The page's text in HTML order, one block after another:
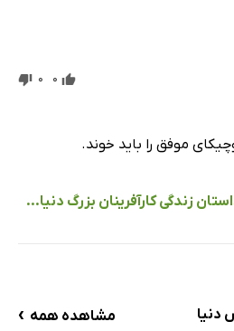
0
0
موفق را باید خوند.
زندگی کارآفرینان بزرگ دنیا...
دنیا مشاهده همه ›